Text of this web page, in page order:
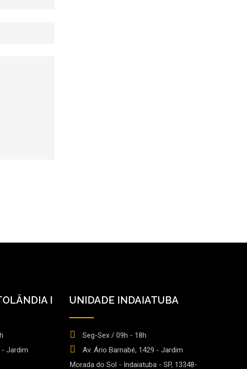
I
- Jardim
UNIDADE INDAIATUBA
Seg-Sex / 09h - 18h
Av. Ário Barnabé, 1429 - Jardim
Morada do Sol - Indaiatuba - SP, 13348-